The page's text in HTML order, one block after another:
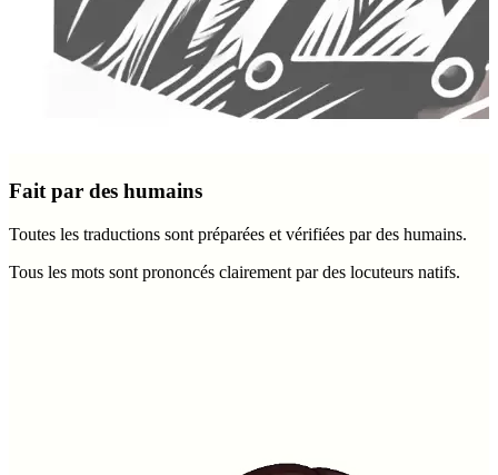
Fait par des humains
Toutes les traductions sont préparées et vérifiées par des humains.
Tous les mots sont prononcés clairement par des locuteurs natifs.